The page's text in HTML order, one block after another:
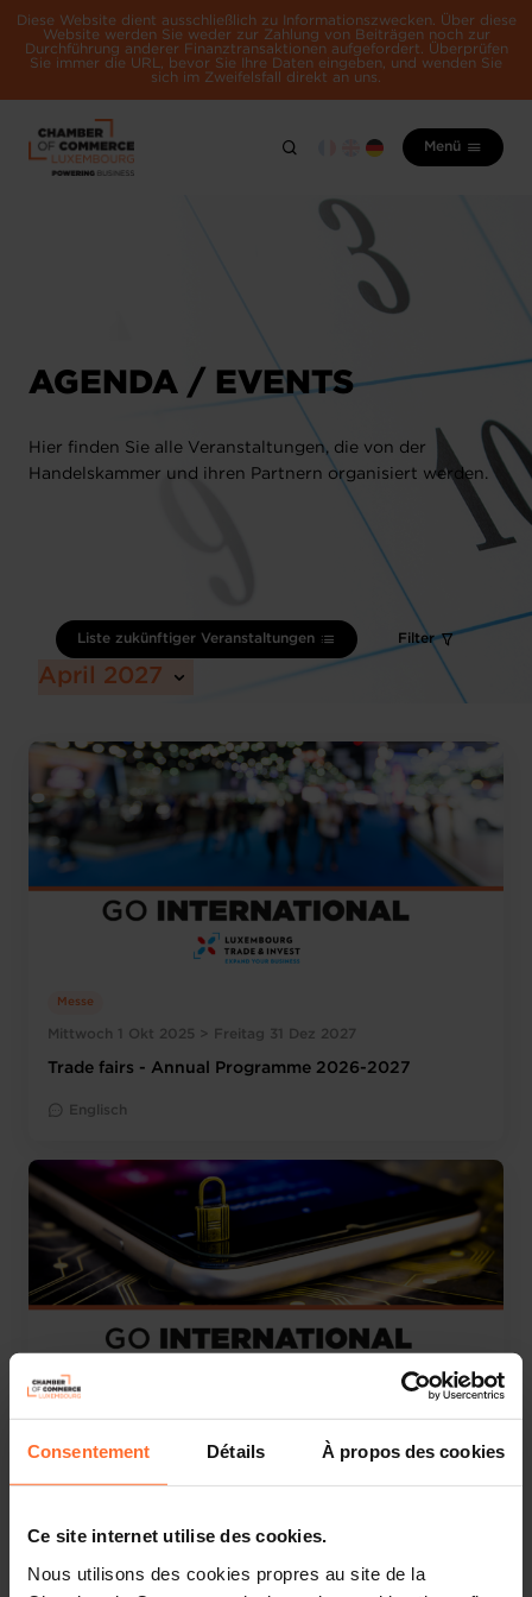
Consentement Détails À propos des cookies
Ce site internet utilise des cookies.
Nous utilisons des cookies propres au site de la
Diese Website dient ausschließlich zu Informationszwecken. Über diese
Website werden Sie weder zur Zahlung von Beiträgen noch zur
Durchführung anderer Finanztransaktionen aufgefordert. Überprüfen
Sie immer die URL, bevor Sie Ihre Daten eingeben, und wenden Sie
sich im Zweifelsfall direkt an uns.
Menü
AGENDA / EVENTS
Hier finden Sie alle Veranstaltungen, die von der
Handelskammer und ihren Partnern organisiert werden.
April 2027
Liste zukünftiger Veranstaltungen Filter
Mittwoch 1 Okt 2025 > Freitag 31 Dez 2027
Messe
Trade fairs - Annual Programme 2026-2027
Englisch
Dienstag 30 Mär 2027 > Donnerstag 1 Apr 2027
Messe
FIC - Forum International de la Cybersécurité 2027 -